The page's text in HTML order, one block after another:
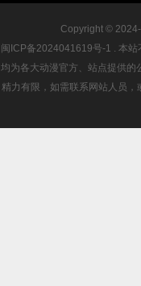
Copyright ©
闽ICP备2024041619号-1 . 本站
均为各大动漫官方、站点提供的
精力有限，如需联系网站人员，